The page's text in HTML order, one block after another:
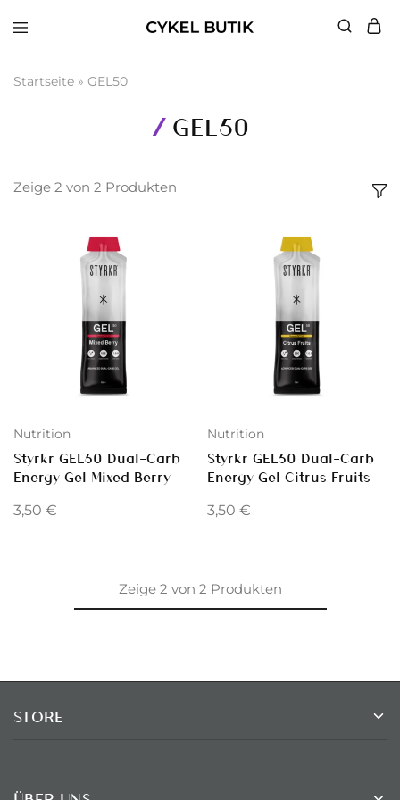
Butik
Startseite » GEL50
GEL50
Zeige 2 von 2 Produkten
Nutrition
Styrkr GEL50 Dual-Carb
Energy Gel Mixed Berry
3,50 €
Nutrition
Styrkr GEL50 Dual-Carb
Energy Gel Citrus Fruits
3,50 €
Zeige2 von 2 Produkten
STORE